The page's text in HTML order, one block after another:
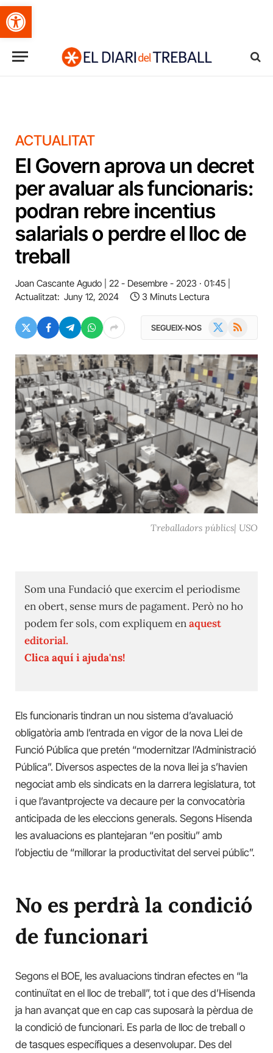
Obre la barra d'eines
ACTUALITAT
El Govern aprova un decret
per avaluar als funcionaris:
podran rebre incentius
salarials o perdre el lloc de
treball
Joan Cascante Agudo
22 - Desembre - 2023 · 01:45
Actualitzat: Juny 12, 2024 3 Minuts Lectura
SEGUEIX-NOS RSS
Treballadors públics| USO
Som una Fundació que exercim el periodisme
en obert, sense murs de pagament. Però no ho
podem fer sols, com expliquem enaquest
editorial.
Clica aquí i ajuda'ns!
Els funcionaris tindran un nou sistema d’avaluació
obligatòria amb l’entrada en vigor de la nova Llei de
Funció Pública que pretén “modernitzar l’Administració
Pública”. Diversos aspectes de la nova llei ja s’havien
negociat amb els sindicats en la darrera legislatura, tot
i que l’avantprojecte va decaure per la convocatòria
anticipada de les eleccions generals. Segons Hisenda
les avaluacions es plantejaran “en positiu” amb
l’objectiu de “millorar la productivitat del servei públic”.
No es perdrà la condició
de funcionari
Segons el BOE, les avaluacions tindran efectes en “la
continuïtat en el lloc de treball”, tot i que des d’Hisenda
ja han avançat que en cap cas suposarà la pèrdua de
la condició de funcionari. Es parla de lloc de treball o
de tasques específiques a desenvolupar. Des del